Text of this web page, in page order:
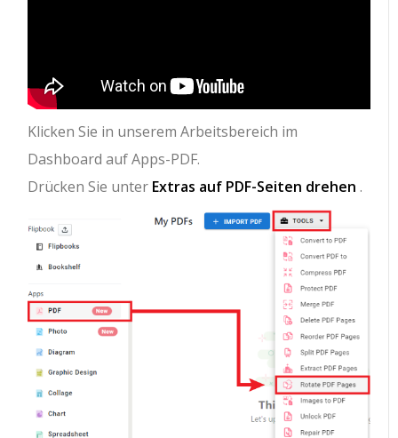
Klicken Sie in unserem Arbeitsbereich im
Dashboard auf Apps-PDF.
Drücken Sie unter Extras auf PDF-Seiten drehen .